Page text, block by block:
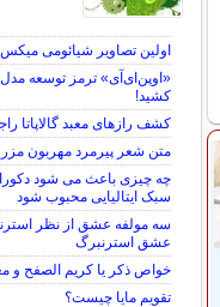
اولین تصاویر شیائومی میکس فولد ۵
«اوپن‌ای‌آی» ترمز توسعه مدل
کشید!
کشف رازهای معبد گالاپاتا
متن شعر پیرمرد مهربون
چه چیزی باعث می شود
سبک ایتالیایی محبوب شود
سه مولفه عشق از نظر
عشق استرنبرگ
خواص ذکر یا کریم الصفح و
تقویم مایا چیست؟